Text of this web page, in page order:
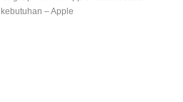
kebutuhan – Apple